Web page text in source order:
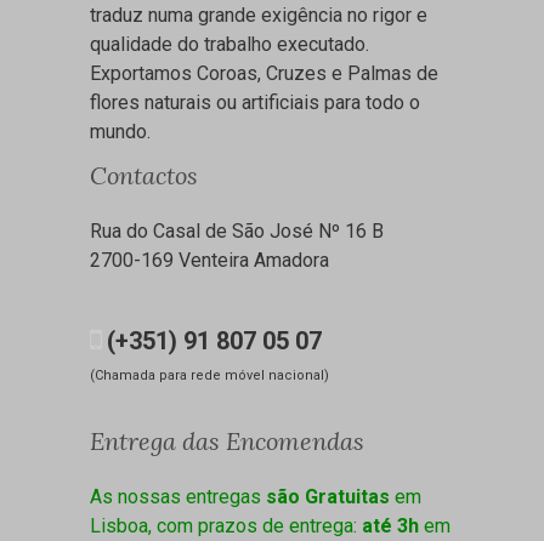
traduz numa grande exigência no rigor e
qualidade do trabalho executado.
Exportamos Coroas, Cruzes e Palmas de
flores naturais ou artificiais para todo o
mundo.
Contactos
Rua do Casal de São José Nº 16 B
2700-169 Venteira Amadora
(+351) 91 807 05 07
(Chamada para rede móvel nacional)
Entrega das Encomendas
As nossas entregas são Gratuitas em
Lisboa, com prazos de entrega: até 3h em